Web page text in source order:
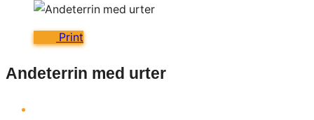
Print
Andeterrin med urter